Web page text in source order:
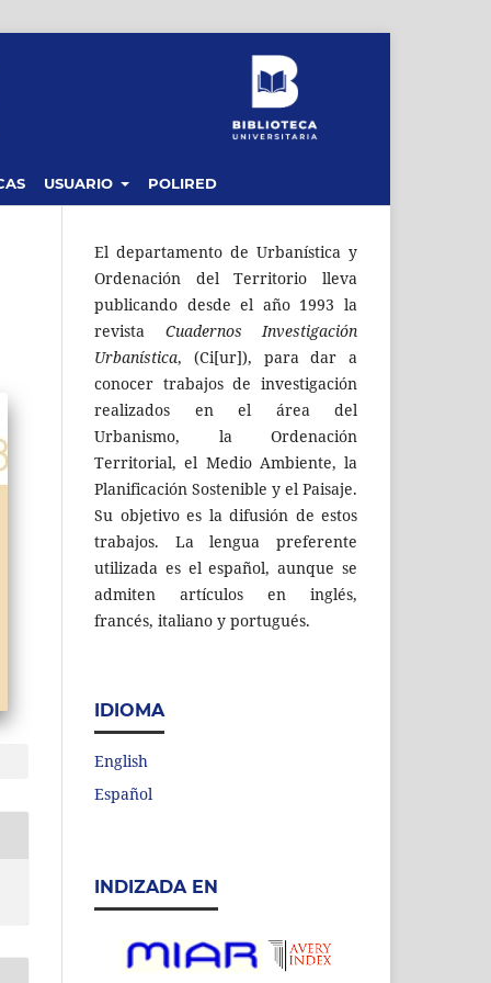
USUARIO POLIRED
El departamento de Urbanística y
Ordenación del Territorio lleva
publicando desde el año 1993 la
revista Cuadernos Investigación
Urbanística, (Ci[ur]), para dar a
conocer trabajos de investigación
realizados en el área del
Urbanismo, la Ordenación
Territorial, el Medio Ambiente, la
Planificación Sostenible y el Paisaje.
Su objetivo es la difusión de estos
trabajos. La lengua preferente
utilizada es el español, aunque se
admiten artículos en inglés,
francés, italiano y portugués.
IDIOMA
English
Español
INDIZADA EN